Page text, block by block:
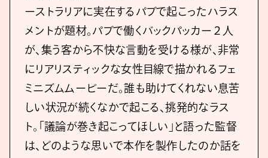
ーストラリアに実在するパブで起こったハラス
メントが題材。パブで働くバックパッカー２人
が、集う客から不快な言動を受ける様が、非常
にリアリスティックな女性目線で描かれるフェ
ミニズムムービーだ。誰も助けてくれない息苦
しい状況が続くなかで起こる、挑発的なラス
ト。「議論が巻き起こってほしい」と語った監督
は、どのような思いで本作を製作したのか話を